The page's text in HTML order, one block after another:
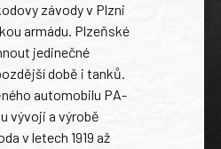
závody v Plzni
armádu. Plzeňské
jedinečné
době i tanků.
automobilu PA-
vývoji a výrobě
v letech 1919 až